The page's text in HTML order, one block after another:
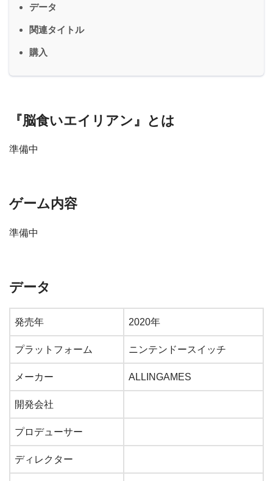
データ
関連タイトル
購入
『脳食いエイリアン』とは
準備中
ゲーム内容
準備中
データ
発売年 2020年
プラットフォーム ニンテンドースイッチ
メーカー ALLINGAMES
開発会社
プロデューサー
ディレクター